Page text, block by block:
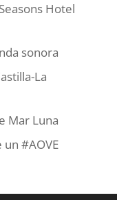
Hotel
sonora
La
Mar Luna
#AOVE